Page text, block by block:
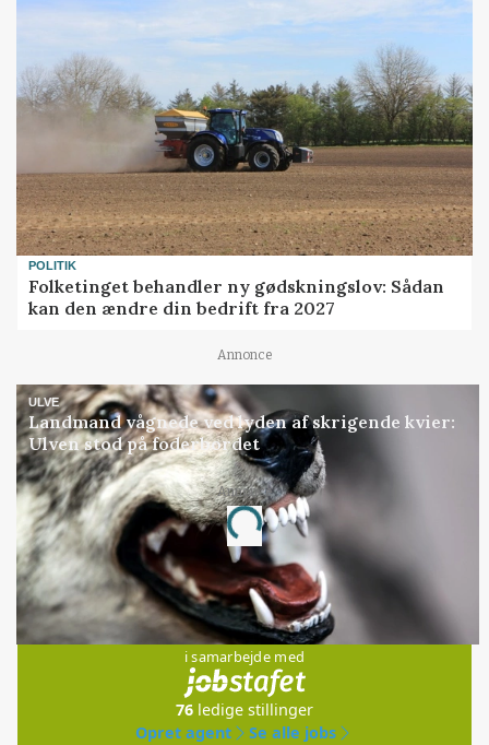
POLITIK
Folketinget behandler ny gødskningslov: Sådan
kan den ændre din bedrift fra 2027
Annonce
ULVE
Landmand vågnede ved lyden af skrigende kvier:
Ulven stod på foderbordet
Annonce
Loading...
Jobs
i samarbejde med
76 ledige stillinger
Opret agent
Se alle jobs